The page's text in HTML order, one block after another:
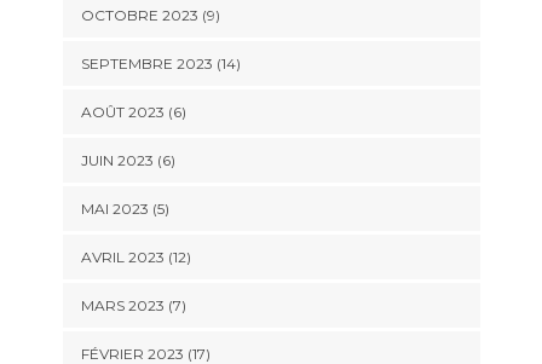
OCTOBRE 2023 (9)
SEPTEMBRE 2023 (14)
AOÛT 2023 (6)
JUIN 2023 (6)
MAI 2023 (5)
AVRIL 2023 (12)
MARS 2023 (7)
FÉVRIER 2023 (17)